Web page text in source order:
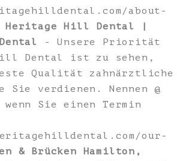
about-
Heritage Hill Dental |
- Unsere Priorität
Dental ist zu sehen,
Qualität zahnärztliche
Sie verdienen. Nennen @
Sie einen Termin
our-
& Brücken Hamilton,